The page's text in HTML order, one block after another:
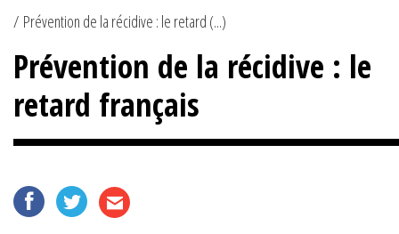
Prévention de la récidive : le retard (...)
Prévention de la récidive : le
retard français